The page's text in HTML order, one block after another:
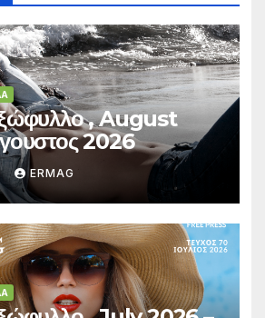
, August
2026
ERMAG